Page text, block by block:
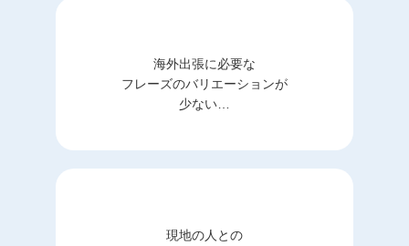
海外出張に必要な
フレーズのバリエーションが
少ない…
現地の人との